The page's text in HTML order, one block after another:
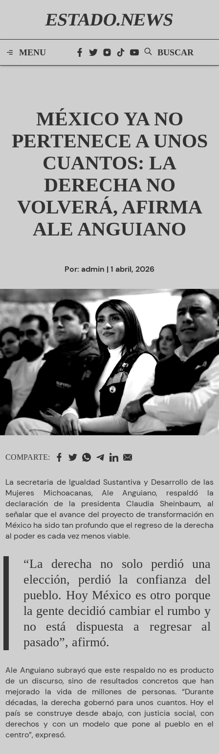
ESTADO.NEWS
MENU BUSCAR
MÉXICO YA NO
PERTENECE A UNOS
CUANTOS: LA
DERECHA NO
VOLVERÁ, AFIRMA
ALE ANGUIANO
Por: admin | 1 abril, 2026
COMPARTE:
La secretaria de Igualdad Sustantiva y Desarrollo de las
Mujeres Michoacanas, Ale Anguiano, respaldó la
declaración de la presidenta Claudia Sheinbaum, al
señalar que el avance del proyecto de transformación en
México ha sido tan profundo que el regreso de la derecha
al poder es cada vez menos viable.
“La derecha no solo perdió una
elección, perdió la confianza del
pueblo. Hoy México es otro porque
la gente decidió cambiar el rumbo y
no está dispuesta a regresar al
pasado”, afirmó.
Ale Anguiano subrayó que este respaldo no es producto
de un discurso, sino de resultados concretos que han
mejorado la vida de millones de personas. “Durante
décadas, la derecha gobernó para unos cuantos. Hoy el
país se construye desde abajo, con justicia social, con
derechos y con un modelo que pone al pueblo en el
centro”, expresó.